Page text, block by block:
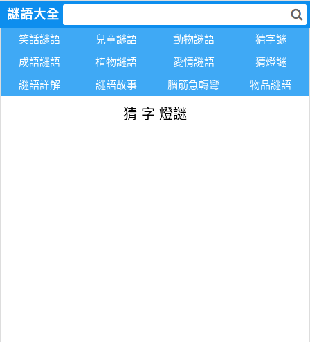
謎語大全
笑話謎語 兒童謎語 動物謎語
猜字謎
成語謎語
植物謎語 愛情謎語
猜燈謎
謎語詳解
謎語故事 腦筋急轉彎 物品謎語
猜 字 燈謎